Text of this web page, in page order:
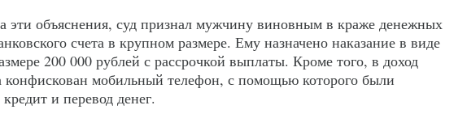
эти объяснения, суд признал мужчину виновным в краже денежных
счета в крупном размере. Ему назначено наказание в виде
200 000 рублей с рассрочкой выплаты. Кроме того, в доход
конфискован мобильный телефон, с помощью которого были
и перевод денег.